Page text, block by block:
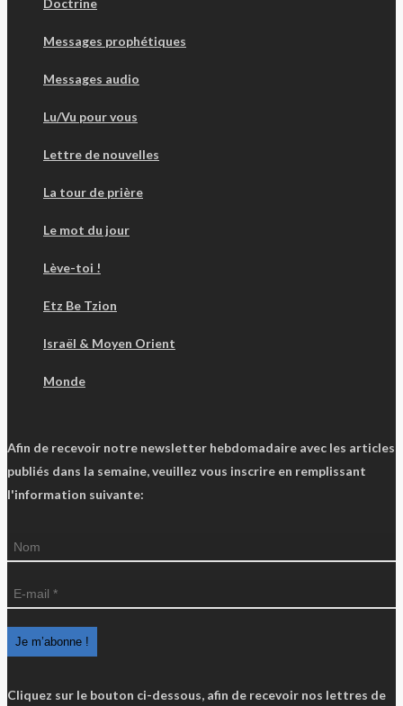
Messages prophétiques
Messages audio
Lu/Vu pour vous
Lettre de nouvelles
La tour de prière
Le mot du jour
Lève-toi !
Etz Be Tzion
Israël & Moyen Orient
Monde
Afin de recevoir notre newsletter hebdomadaire avec les articles
publiés dans la semaine, veuillez vous inscrire en remplissant
l'information suivante:
Cliquez sur le bouton ci-dessous, afin de recevoir nos lettres de